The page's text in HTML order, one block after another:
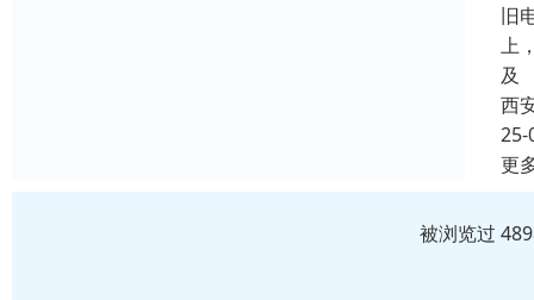
旧
上
及
西
25-
更
被浏览过